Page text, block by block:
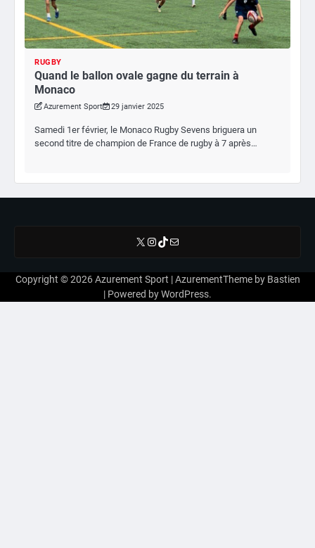
RUGBY
Quand le ballon ovale gagne du terrain à
Monaco
Azurement Sport 29 janvier 2025
Samedi 1er février, le Monaco Rugby Sevens briguera un
second titre de champion de France de rugby à 7 après…
X Instagram
TikTok
E-mail
Copyright © 2026Azurement Sport | AzurementTheme by Bastien
| Powered byWordPress.